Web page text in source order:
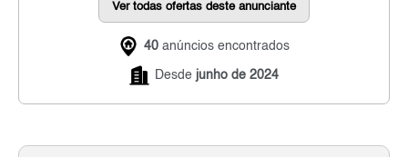
Ver todas ofertas deste anunciante
40 anúncios encontrados
Desde junho de 2024